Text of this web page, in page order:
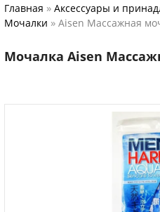
Главная » Аксессуары и
Мочалки » Aisen Массажная
Мочалка Aisen